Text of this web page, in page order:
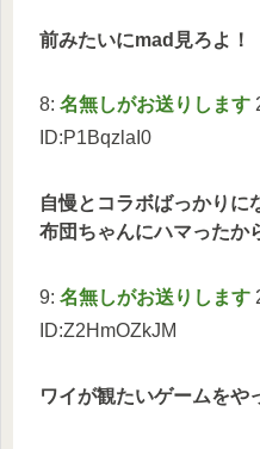
前みたいにmad見ろよ！
8: 名無しがお送りします
ID:P1BqzlaI0
自慢とコラボばっかりに
布団ちゃんにハマったか
9: 名無しがお送りします
ID:Z2HmOZkJM
ワイが観たいゲームをや